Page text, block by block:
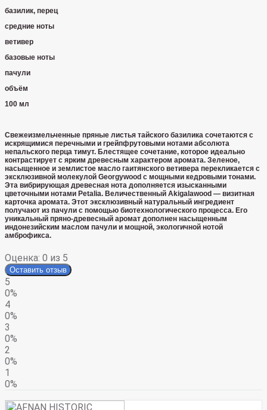
базилик, перец
средние ноты
ветивер
базовые ноты
пачули
объём
100 мл
Свежеизмельченные пряные листья тайского базилика сочетаются с
искрящимися перечными и грейпфрутовыми нотами абсолюта
непальского перца тимут. Блестящее сочетание, которое идеально
контрастирует с ярким древесным характером аромата. Зеленое,
насыщенное и землистое масло гаитянского ветивера перекликается с
эксклюзивной молекулой Georgywood с мощными кедровыми тонами.
Эта вибрирующая древесная нота дополняется изысканными
цветочными нотами Petalia. Величественный Akigalawood — визитная
карточка аромата. Этот эксклюзивный натуральный ингредиент
получают из пачули с помощью биотехнологического процесса. Его
уникальный пряно-древесный аромат дополнен насыщенным
индонезийским маслом пачули и мощной, экологичной нотой
амброфикса.
Оценка: 0 из 5
Оставить отзыв
5
0%
4
0%
3
0%
2
0%
1
0%